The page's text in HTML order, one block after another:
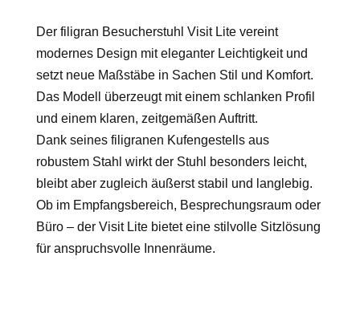
Der filigran Besucherstuhl Visit Lite vereint
modernes Design mit eleganter Leichtigkeit und
setzt neue Maßstäbe in Sachen Stil und Komfort.
Das Modell überzeugt mit einem schlanken Profil
und einem klaren, zeitgemäßen Auftritt.
Dank seines filigranen Kufengestells aus
robustem Stahl wirkt der Stuhl besonders leicht,
bleibt aber zugleich äußerst stabil und langlebig.
Ob im Empfangsbereich, Besprechungsraum oder
Büro – der Visit Lite bietet eine stilvolle Sitzlösung
für anspruchsvolle Innenräume.